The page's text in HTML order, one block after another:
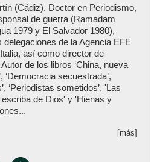
(Cádiz). Doctor en Periodismo,
de guerra (Ramadam
1979 y El Salvador 1980),
delegaciones de la Agencia EFE
así como director de
de los libros ‘China, nueva
‘Democracia secuestrada’,
‘Periodistas sometidos’, 'Las
de Dios' y 'Hienas y
[más]